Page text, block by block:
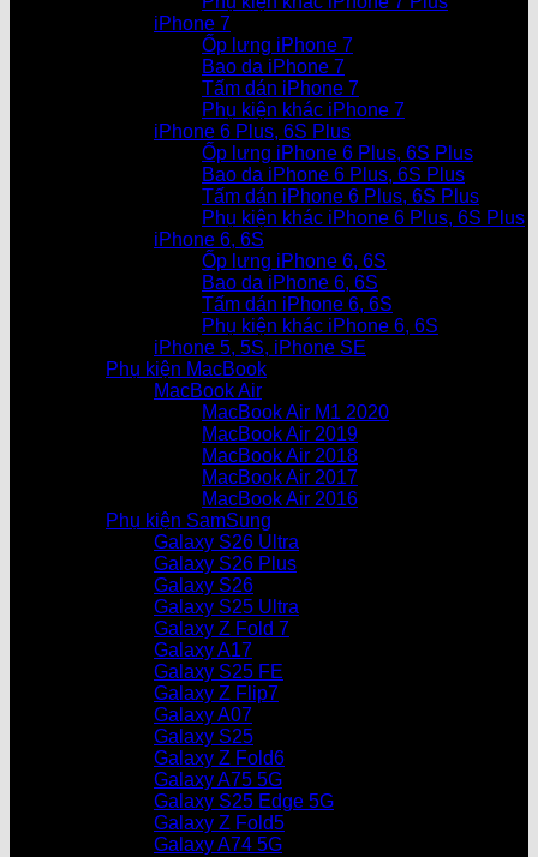
iPhone 7
Ốp lưng iPhone 7
Bao da iPhone 7
Tấm dán iPhone 7
Phụ kiện khác iPhone 7
iPhone 6 Plus, 6S Plus
Ốp lưng iPhone 6 Plus, 6S Plus
Bao da iPhone 6 Plus, 6S Plus
Tấm dán iPhone 6 Plus, 6S Plus
Phụ kiện khác iPhone 6 Plus, 6S Plus
iPhone 6, 6S
Ốp lưng iPhone 6, 6S
Bao da iPhone 6, 6S
Tấm dán iPhone 6, 6S
Phụ kiện khác iPhone 6, 6S
iPhone 5, 5S, iPhone SE
Phụ kiện MacBook
MacBook Air
MacBook Air M1 2020
MacBook Air 2019
MacBook Air 2018
MacBook Air 2017
MacBook Air 2016
Phụ kiện SamSung
Galaxy S26 Ultra
Galaxy S26 Plus
Galaxy S26
Galaxy S25 Ultra
Galaxy Z Fold 7
Galaxy A17
Galaxy S25 FE
Galaxy Z Flip7
Galaxy A07
Galaxy S25
Galaxy Z Fold6
Galaxy A75 5G
Galaxy S25 Edge 5G
Galaxy Z Fold5
Galaxy A74 5G